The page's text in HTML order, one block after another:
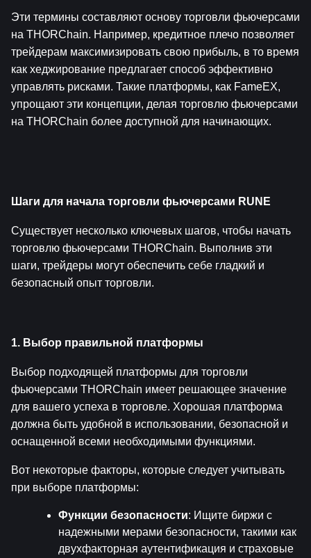
Эти термины составляют основу торговли фьючерсами
на THORChain. Например, кредитное плечо позволяет
трейдерам максимизировать свою прибыль, в то время
как хеджирование предлагает способ эффективно
управлять рисками. Такие платформы, как FameEX,
упрощают эти концепции, делая торговлю фьючерсами
на THORChain более доступной для начинающих.
Шаги для начала торговли фьючерсами RUNE
Существует несколько ключевых шагов, чтобы начать
торговлю фьючерсами THORChain. Выполнив эти
шаги, трейдеры могут обеспечить себе гладкий и
безопасный опыт торговли.
1. Выбор правильной платформы
Выбор подходящей платформы для торговли
фьючерсами THORChain имеет решающее значение
для вашего успеха в торговле. Хорошая платформа
должна быть удобной в использовании, безопасной и
оснащенной всеми необходимыми функциями.
Вот некоторые факторы, которые следует учитывать
при выборе платформы:
Функции безопасности: Ищите биржи с
надежными мерами безопасности, такими как
двухфакторная аутентификация и страховые